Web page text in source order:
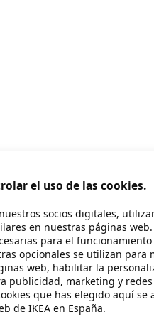
el uso de las cookies.
socios digitales,
en nuestras páginas
para el funcionamiento
opcionales se utilizan para
web, habilitar la
publicidad, marketing y redes
que has elegido aquí se
de IKEA en España.